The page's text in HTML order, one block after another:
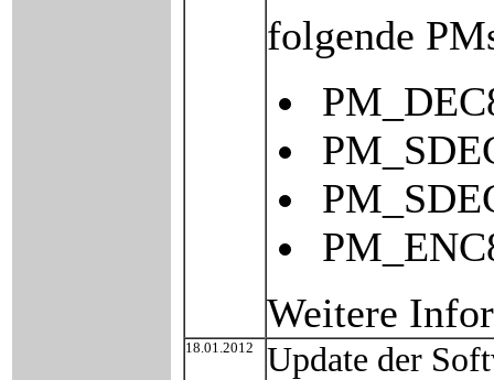
folgende
Weitere
18.01.2012 Update der